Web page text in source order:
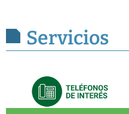
Servicios